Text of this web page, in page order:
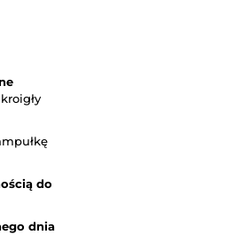
do
dnia